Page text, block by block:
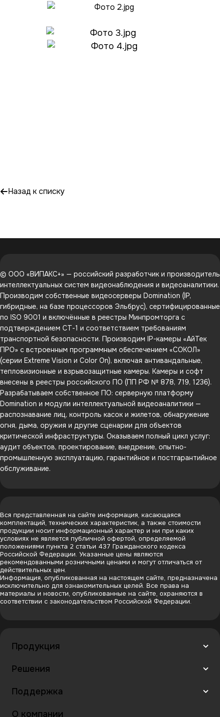
Назад к списку
© ООО «ВИПАКС+» — российский разработчик и производитель
интеллектуальных систем видеонаблюдения и видеоаналитики.
Производим собственные видеосерверы Domination (IP,
гибридные, на базе процессоров Эльбрус), сертифицированные
по ISO 9001 и включённые в реестры Минпромторга с
подтверждением СТ-1 и соответствием требованиям
транспортной безопасности. Производим IP-камеры «АйТек
ПРО» с встроенным программным обеспечением «СОКОЛ»
(серии Extreme Vision и Color On), включая антивандальные,
тепловизионные и взрывозащитные камеры. Камеры и софт
внесены в реестры российского ПО (ПП РФ № 878, 719, 1236).
Разрабатываем собственное ПО: серверную платформу
Domination и модули интеллектуальной видеоаналитики —
распознавание лиц, контроль касок и жилетов, обнаружение
огня, дыма, оружия и другие сценарии для объектов
критической инфраструктуры. Оказываем полный цикл услуг:
аудит объектов, проектирование, внедрение, опытно-
промышленную эксплуатацию, гарантийное и постгарантийное
обслуживание.
Вся представленная на сайте информация, касающаяся
комплектаций, технических характеристик, а также стоимости
продукции носит информационный характер и ни при каких
условиях не является публичной офертой, определяемой
положениями пункта 2 статьи 437 Гражданского кодекса
Российской Федерации. Указанные цены являются
рекомендованными розничными ценами и могут отличаться от
действительных цен.
Информация, опубликованная на настоящем сайте, предназначена
исключительно для ознакомительных целей. Все права на
материалы и новости, опубликованные на сайте, охраняются в
соответствии с законодательством Российской Федерации.
Продукция
Решения
Поддержка
О компании